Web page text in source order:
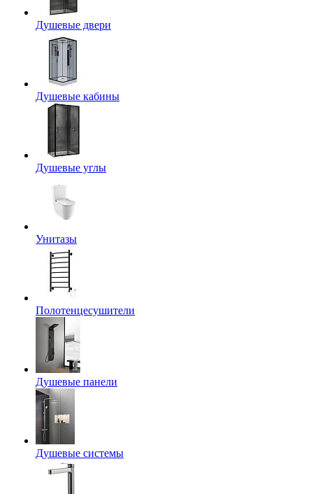
Душевые двери
Душевые кабины
Душевые углы
Унитазы
Полотенцесушители
Душевые панели
Душевые системы